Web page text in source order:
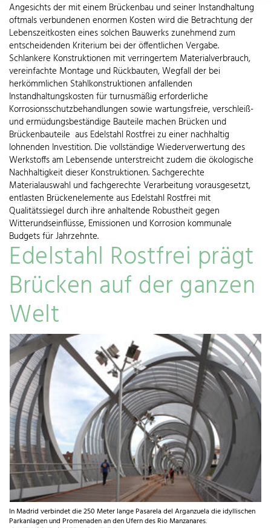
Angesichts der mit einem Brückenbau und seiner Instandhaltung
oftmals verbundenen enormen Kosten wird die Betrachtung der
Lebenszeitkosten eines solchen Bauwerks zunehmend zum
entscheidenden Kriterium bei der öffentlichen Vergabe.
Schlankere Konstruktionen mit verringertem Materialverbrauch,
vereinfachte Montage und Rückbauten, Wegfall der bei
herkömmlichen Stahlkonstruktionen anfallenden
Instandhaltungskosten für turnusmäßig erforderliche
Korrosionsschutzbehandlungen sowie wartungsfreie, verschleiß-
und ermüdungsbeständige Bauteile machen Brücken und
Brückenbauteile aus Edelstahl Rostfrei zu einer nachhaltig
lohnenden Investition. Die vollständige Wiederverwertung des
Werkstoffs am Lebensende unterstreicht zudem die ökologische
Nachhaltigkeit dieser Konstruktionen. Sachgerechte
Materialauswahl und fachgerechte Verarbeitung vorausgesetzt,
entlasten Brückenelemente aus Edelstahl Rostfrei mit
Qualitätssiegel durch ihre anhaltende Robustheit gegen
Witterundseinflüsse, Emissionen und Korrosion kommunale
Budgets für Jahrzehnte.
Edelstahl Rostfrei prägt
Brücken auf der ganzen
Welt
In Madrid verbindet die 250 Meter lange Pasarela del Arganzuela die idyllischen
Parkanlagen und Promenaden an den Ufern des Rio Manzanares.